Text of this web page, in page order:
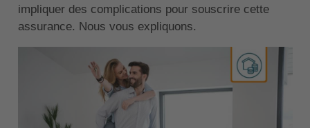
impliquer des complications pour souscrire cette
assurance. Nous vous expliquons.